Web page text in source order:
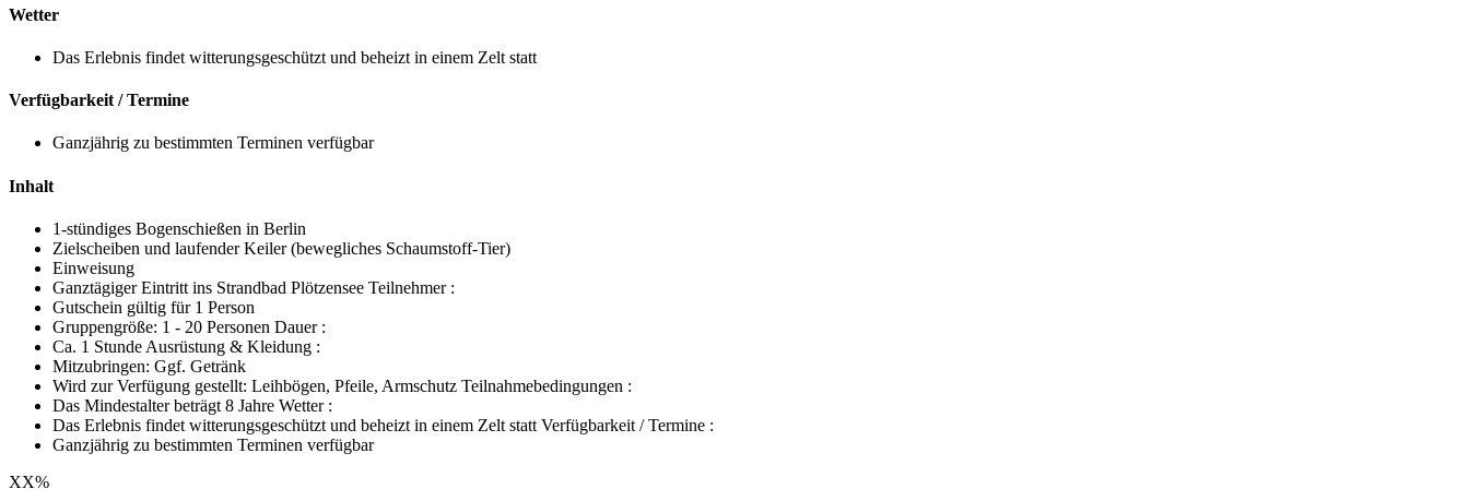
Wetter
Das Erlebnis findet witterungsgeschützt und beheizt in einem Zelt statt
Verfügbarkeit / Termine
Ganzjährig zu bestimmten Terminen verfügbar
Inhalt
1-stündiges Bogenschießen in Berlin
Zielscheiben und laufender Keiler (bewegliches Schaumstoff-Tier)
Einweisung
Ganztägiger Eintritt ins Strandbad Plötzensee Teilnehmer :
Gutschein gültig für 1 Person
Gruppengröße: 1 - 20 Personen Dauer :
Ca. 1 Stunde Ausrüstung & Kleidung :
Mitzubringen: Ggf. Getränk
Wird zur Verfügung gestellt: Leihbögen, Pfeile, Armschutz Teilnahmebedingungen :
Das Mindestalter beträgt 8 Jahre Wetter :
Das Erlebnis findet witterungsgeschützt und beheizt in einem Zelt statt Verfügbarkeit / Termine :
Ganzjährig zu bestimmten Terminen verfügbar
XX%